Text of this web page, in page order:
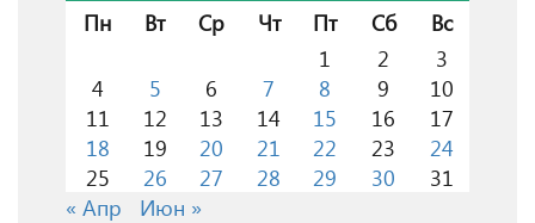
Пн
Вт Ср Чт Пт Сб
Вс
1
2
3
4
5 6 7 8 9
10
11
12 13 14 15 16
17
18
19 20 21 22 23
24
25
26 27 28 29 30
31
« Апр
Июн »